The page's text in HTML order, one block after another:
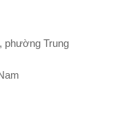
phường Trung